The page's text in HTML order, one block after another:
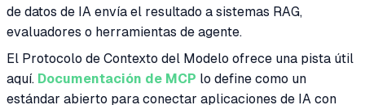
de datos de IA envía el resultado a sistemas RAG,
evaluadores o herramientas de agente.
El Protocolo de Contexto del Modelo ofrece una pista útil
aquí. Documentación de MCP lo define como un
estándar abierto para conectar aplicaciones de IA con